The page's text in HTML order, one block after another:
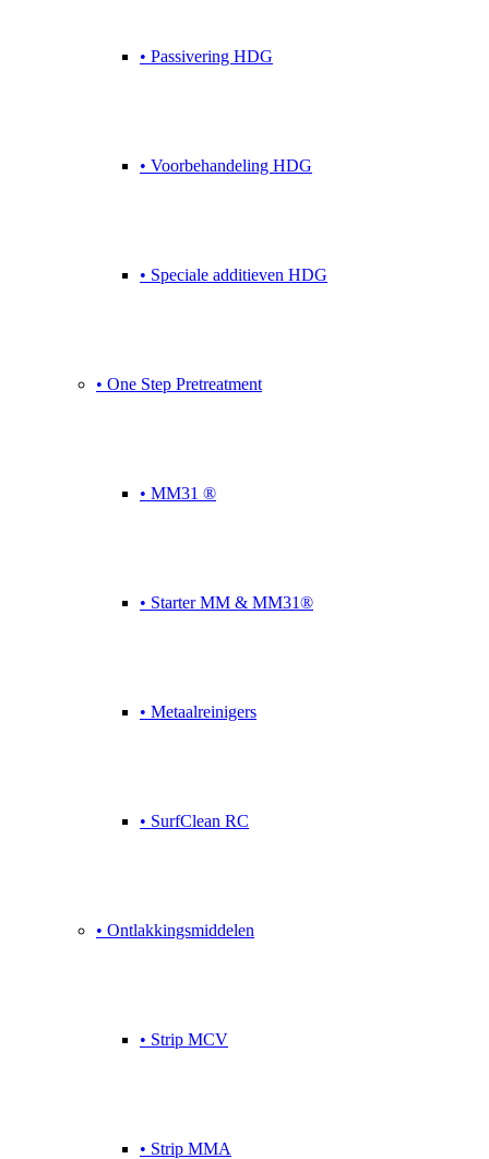
• Passivering HDG
• Voorbehandeling HDG
• Speciale additieven HDG
• One Step Pretreatment
• MM31 ®
• Starter MM & MM31®
• Metaalreinigers
• SurfClean RC
• Ontlakkingsmiddelen
• Strip MCV
• Strip MMA